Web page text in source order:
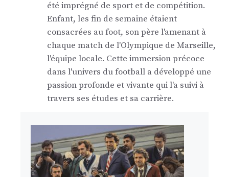
été imprégné de sport et de compétition.
Enfant, les fin de semaine étaient
consacrées au foot, son père l'amenant à
chaque match de l'Olympique de Marseille,
l'équipe locale. Cette immersion précoce
dans l'univers du football a développé une
passion profonde et vivante qui l'a suivi à
travers ses études et sa carrière.